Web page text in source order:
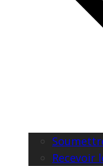
Recevoir